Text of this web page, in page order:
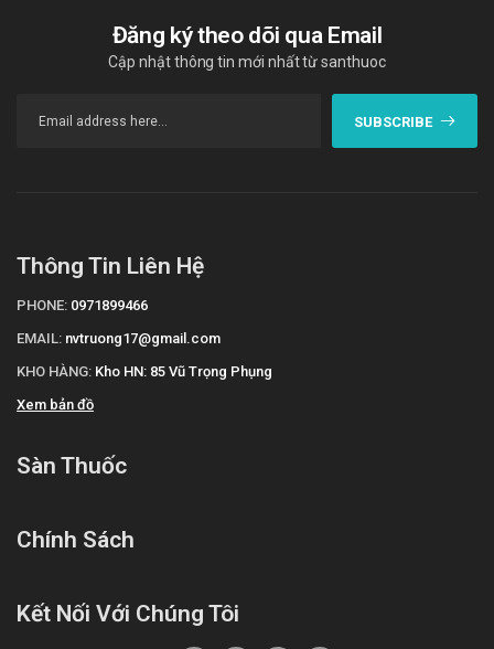
Đăng ký theo dõi qua Email
Cập nhật thông tin mới nhất từ santhuoc
SUBSCRIBE
Thông Tin Liên Hệ
PHONE: 0971899466
EMAIL: nvtruong17@gmail.com
KHO HÀNG: Kho HN: 85 Vũ Trọng Phụng
Xem bản đồ
Sàn Thuốc
Chính Sách
Kết Nối Với Chúng Tôi